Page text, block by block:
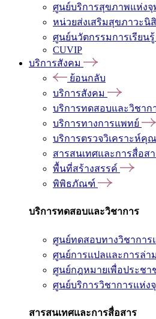
ศูนย์บริการสุขภาพแห่งจุ
หน่วยส่งเสริมสุขภาวะนิ
ศูนย์นวัตกรรมการเรียนรู้
CUVIP
บริการสังคม
ย้อนกลับ
บริการสังคม
บริการทดสอบและวิชาก
บริการทางการแพทย์
บริการตรวจวิเคราะห์คุ
สารสนเทศและการสื่อส
พื้นที่สร้างสรรค์
พิพิธภัณฑ์
บริการทดสอบและวิชาการ
ศูนย์ทดสอบทางวิชาการ
ศูนย์การแปลและการล่า
ศูนย์กฎหมายเพื่อประชา
ศูนย์บริการวิชาการแห่
สารสนเทศและการสื่อสาร